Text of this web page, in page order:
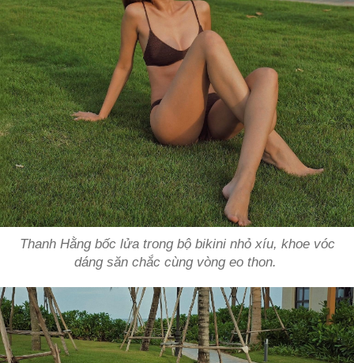
Thanh Hằng bốc lửa trong bộ bikini nhỏ xíu, khoe vóc
dáng săn chắc cùng vòng eo thon.